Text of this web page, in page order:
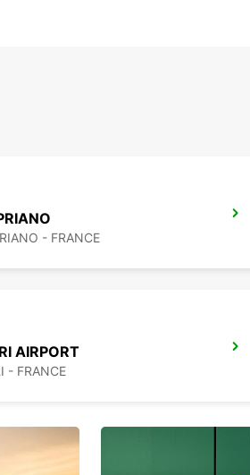
- FRANCE
AIRPORT
- FRANCE